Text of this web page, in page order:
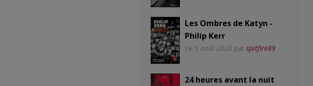
Les Ombres de Katyn -
Philip Kerr
Le 5 août 2026 par spitfire89
24 heures avant la nuit